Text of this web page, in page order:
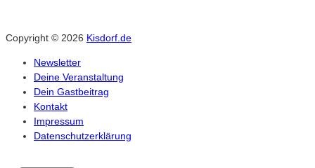
Copyright © 2026 Kisdorf.de
Newsletter
Deine Veranstaltung
Dein Gastbeitrag
Kontakt
Impressum
Datenschutzerklärung